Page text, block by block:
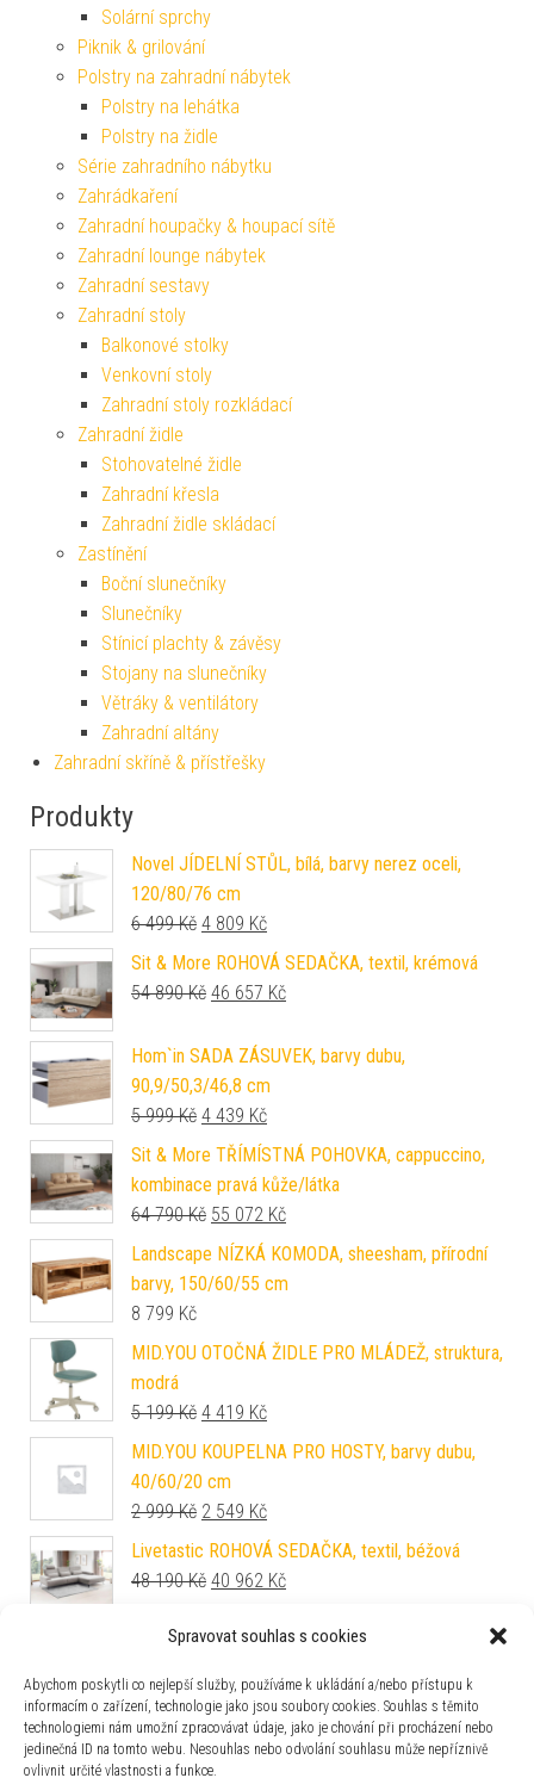
Spravovat souhlas s cookies
Abychom poskytli co nejlepší služby, používáme k ukládání a/nebo přístupu k
informacím o zařízení, technologie jako jsou soubory cookies. Souhlas s těmito
technologiemi nám umožní zpracovávat údaje, jako je chování při procházení nebo
jedinečná ID na tomto webu. Nesouhlas nebo odvolání souhlasu může nepříznivě
ovlivnit určité vlastnosti a funkce.
Solární sprchy
Piknik & grilování
Polstry na zahradní nábytek
Polstry na lehátka
Polstry na židle
Série zahradního nábytku
Zahrádkaření
Zahradní houpačky & houpací sítě
Zahradní lounge nábytek
Zahradní sestavy
Zahradní stoly
Balkonové stolky
Venkovní stoly
Zahradní stoly rozkládací
Zahradní židle
Stohovatelné židle
Zahradní křesla
Zahradní židle skládací
Zastínění
Boční slunečníky
Slunečníky
Stínicí plachty & závěsy
Stojany na slunečníky
Větráky & ventilátory
Zahradní altány
Zahradní skříně & přístřešky
Produkty
Novel JÍDELNÍ STŮL, bílá, barvy nerez oceli,
120/80/76 cm
6 499Kč Původní cena byla: 6 499 Kč.
4 809 KčAktuální cena je: 4 809 Kč.
Sit & More ROHOVÁ SEDAČKA, textil, krémová
54 890Kč Původní cena byla: 54 890 Kč.
46 657 KčAktuální cena je: 46 657 Kč.
Hom`in SADA ZÁSUVEK, barvy dubu,
90,9/50,3/46,8 cm
5 999Kč Původní cena byla: 5 999 Kč.
4 439 KčAktuální cena je: 4 439 Kč.
Sit & More TŘÍMÍSTNÁ POHOVKA, cappuccino,
kombinace pravá kůže/látka
64 790Kč Původní cena byla: 64 790 Kč.
55 072 KčAktuální cena je: 55 072 Kč.
Landscape NÍZKÁ KOMODA, sheesham, přírodní
barvy, 150/60/55 cm
8 799 Kč
MID.YOU OTOČNÁ ŽIDLE PRO MLÁDEŽ, struktura,
modrá
5 199Kč Původní cena byla: 5 199 Kč.
4 419 KčAktuální cena je: 4 419 Kč.
MID.YOU KOUPELNA PRO HOSTY, barvy dubu,
40/60/20 cm
2 999Kč Původní cena byla: 2 999 Kč.
2 549 KčAktuální cena je: 2 549 Kč.
Livetastic ROHOVÁ SEDAČKA, textil, béžová
48 190Kč Původní cena byla: 48 190 Kč.
40 962 KčAktuální cena je: 40 962 Kč.
MID.YOU ROZKLÁDACÍ POHOVKA, textil,
antracitová
7 799Kč Původní cena byla: 7 799 Kč.
6 629 KčAktuální cena je: 6 629 Kč.
Boxxx KRABICE NA BOTY, 33,5/14,3/23,2 cm
2 399KčPůvodní cena byla: 2 399 Kč.
2 039